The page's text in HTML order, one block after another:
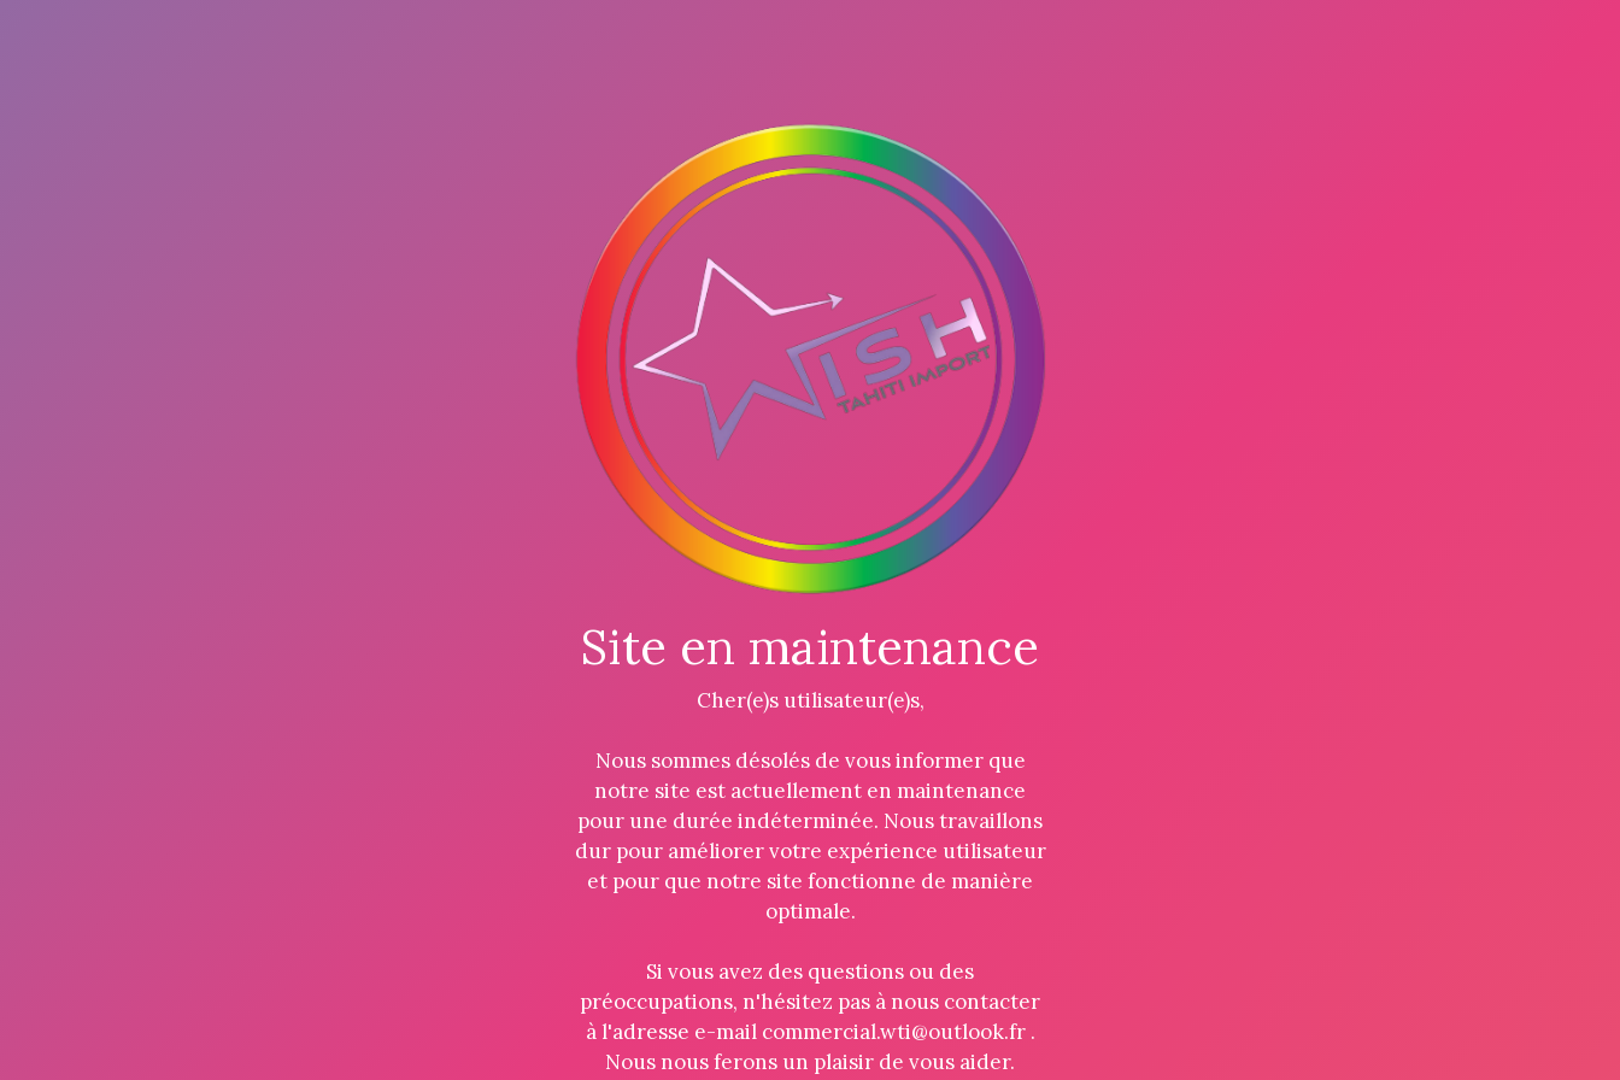
Site en maintenance
Cher(e)s utilisateur(e)s,
Nous sommes désolés de vous informer que
notre site est actuellement en maintenance
pour une durée indéterminée. Nous travaillons
dur pour améliorer votre expérience utilisateur
et pour que notre site fonctionne de manière
optimale.
Si vous avez des questions ou des
préoccupations, n'hésitez pas à nous contacter
à l'adresse e-mail commercial.wti@outlook.fr .
Nous nous ferons un plaisir de vous aider.